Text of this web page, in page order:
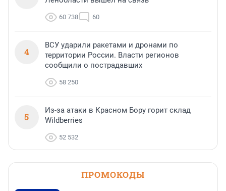
60 738 60
4
ВСУ ударили ракетами и дронами по
территории России. Власти регионов
сообщили о пострадавших
58 250
5
Из-за атаки в Красном Бору горит склад
Wildberries
52 532
ПРОМОКОДЫ